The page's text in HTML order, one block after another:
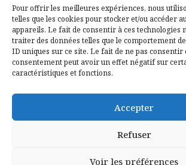
Pour offrir les meilleures expériences, nous
telles que les cookies pour stocker et/ou accéder
appareils. Le fait de consentir à ces technologies
traiter des données telles que le comportement
ID uniques sur ce site. Le fait de ne pas
consentement peut avoir un effet négatif sur
caractéristiques et fonctions.
Accepter
Refuser
Voir les préférences
Mentions légales
Politique de confidentialité